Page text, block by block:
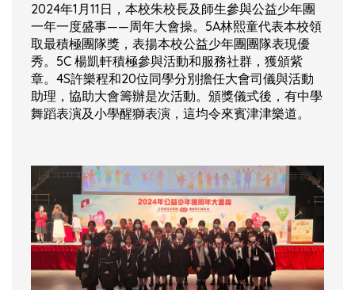
2024年1月11日，本校朱校長及師生參與公益少年團
一年一度盛事——周年大會操。5A林熙童代表本校領
取最積極團隊獎，表揚本校公益少年團團隊表現優
秀。5C 楊凱軒積極參與活動和服務社群，獲頒紫
章。4S許樂程和20位同學分別擔任大會司儀與活動
助理，協助大會籌辦是次活動。頒獎儀式後，有中學
舞蹈表演及小學醒獅表演，這均令來賓津津樂道。